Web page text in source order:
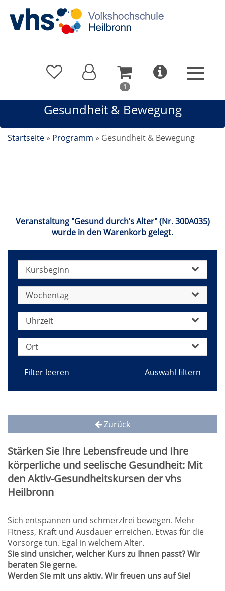
1 In
Warenkorb
befindet
sich
1
Gesundheit & Bewegung
Startseite » Programm » Gesundheit & Bewegung
Veranstaltung "Gesund durch’s Alter" (Nr. 300A035)
wurde in den Warenkorb gelegt.
Kursbeginn
Wochentag
Uhrzeit
Ort
Filter leeren
Zurück
Stärken Sie Ihre Lebensfreude und Ihre
körperliche und seelische Gesundheit: Mit
den Aktiv-Gesundheitskursen der vhs
Heilbronn
Sich entspannen und schmerzfrei bewegen. Mehr
Fitness, Kraft und Ausdauer erreichen. Etwas für die
Vorsorge tun. Egal in welchem Alter.
Sie sind unsicher, welcher Kurs zu Ihnen passt? Wir
beraten Sie gerne.
Werden Sie mit uns aktiv. Wir freuen uns auf Sie!